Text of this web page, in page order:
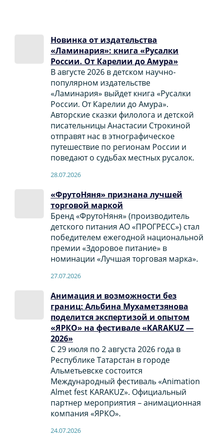
Новинка от издательства
«Ламинария»: книга «Русалки
России. От Карелии до Амура»
В августе 2026 в детском научно-
популярном издательстве
«Ламинария» выйдет книга «Русалки
России. От Карелии до Амура».
Авторские сказки филолога и детской
писательницы Анастасии Строкиной
отправят нас в этнографическое
путешествие по регионам России и
поведают о судьбах местных русалок.
28.07.2026
«ФрутоНяня» признана лучшей
торговой маркой
Бренд «ФрутоНяня» (производитель
детского питания АО «ПРОГРЕСС») стал
победителем ежегодной национальной
премии «Здоровое питание» в
номинации «Лучшая торговая марка».
27.07.2026
Анимация и возможности без
границ: Альбина Мухаметзянова
поделится экспертизой и опытом
«ЯРКО» на фестивале «KARAKUZ —
2026»
С 29 июля по 2 августа 2026 года в
Республике Татарстан в городе
Альметьевске состоится
Международный фестиваль «Animation
Almet fest KARAKUZ». Официальный
партнер мероприятия – анимационная
компания «ЯРКО».
24.07.2026